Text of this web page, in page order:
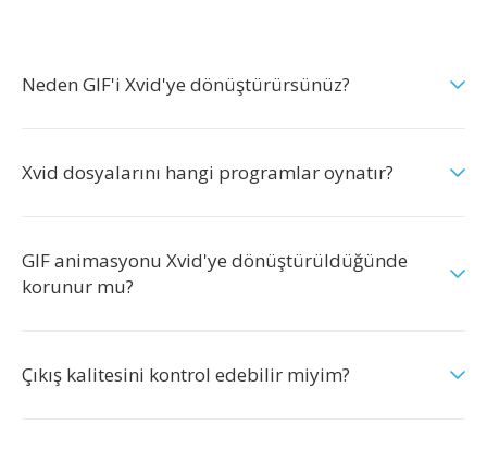
Neden GIF'i Xvid'ye dönüştürürsünüz?
Xvid dosyalarını hangi programlar oynatır?
GIF animasyonu Xvid'ye dönüştürüldüğünde
korunur mu?
Çıkış kalitesini kontrol edebilir miyim?